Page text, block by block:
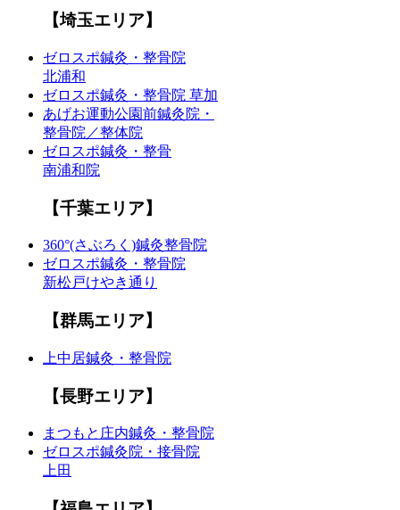
【埼玉エリア】
ゼロスポ鍼灸・整骨院
北浦和
ゼロスポ鍼灸・整骨院 草加
あげお運動公園前鍼灸院・
整骨院／整体院
ゼロスポ鍼灸・整骨
南浦和院
【千葉エリア】
360°(さぶろく)鍼灸整骨院
ゼロスポ鍼灸・整骨院
新松戸けやき通り
【群馬エリア】
上中居鍼灸・整骨院
【長野エリア】
まつもと庄内鍼灸・整骨院
ゼロスポ鍼灸院・接骨院
上田